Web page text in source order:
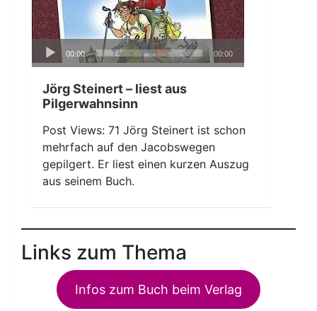
Audio-
Player
00:00 00:00
Jörg Steinert – liest aus
Pilgerwahnsinn
Post Views: 71 Jörg Steinert ist schon
mehrfach auf den Jacobswegen
gepilgert. Er liest einen kurzen Auszug
aus seinem Buch.
Links zum Thema
Infos zum Buch beim Verlag